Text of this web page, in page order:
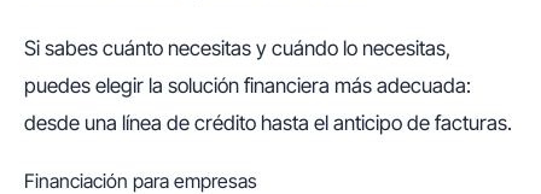
Si sabes cuánto necesitas y cuándo lo necesitas,
puedes elegir la solución financiera más adecuada:
desde una línea de crédito hasta el anticipo de facturas.
Financiación para empresas